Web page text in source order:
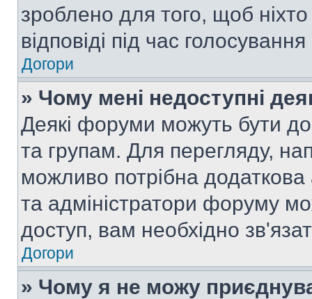
зроблено для того, щоб
відповіді під час голосування
Догори
» Чому мені недоступні
Деякі форуми можуть бути
та групам. Для перегляду,
можливо потрібна
та адміністратори форуму
доступ, вам необхідно
Догори
» Чому я не можу